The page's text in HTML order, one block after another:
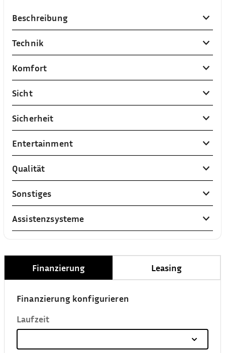
Beschreibung
Technik
Komfort
Sicht
Sicherheit
Entertainment
Qualität
Sonstiges
Assistenzsysteme
Finanzierung Leasing
Finanzierung konfigurieren
Laufzeit